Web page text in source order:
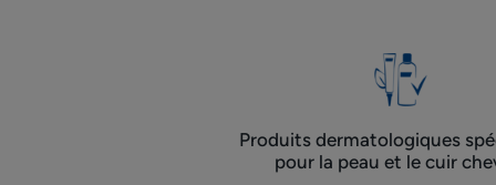
Produits dermatologiques
pour la peau et le cuir